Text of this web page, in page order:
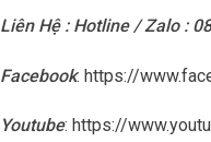
Liên Hệ : Hotline / Zalo :
Facebook: https://
Youtube: https://